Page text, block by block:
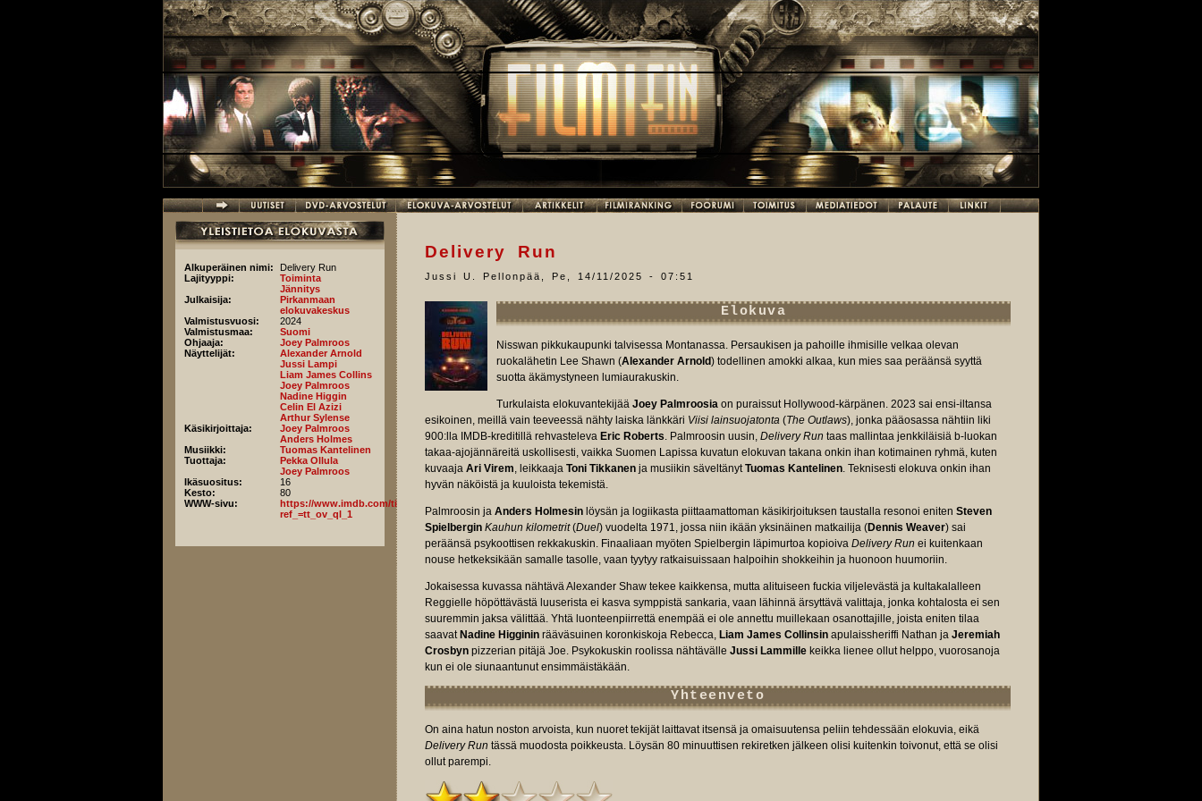
Alkuperäinen nimi:
Delivery Run
Lajityyppi:
Toiminta
Jännitys
Julkaisija:
Pirkanmaan
elokuvakeskus
Valmistusvuosi:
2024
Valmistusmaa:
Suomi
Ohjaaja:
Joey Palmroos
Näyttelijät:
Alexander Arnold
Jussi Lampi
Liam James Collins
Joey Palmroos
Nadine Higgin
Celin El Azizi
Arthur Sylense
Käsikirjoittaja:
Joey Palmroos
Anders Holmes
Musiikki:
Tuomas Kantelinen
Tuottaja:
Pekka Ollula
Joey Palmroos
Ikäsuositus:
16
Kesto:
80
WWW-sivu:
https://www.imdb.com/title/tt30219247/fullcredits/?
ref_=tt_ov_ql_1
Delivery Run
Jussi U. Pellonpää Pe, 14/11/2025 - 07:51
Elokuva
Nisswan pikkukaupunki talvisessa Montanassa. Persaukisen ja pahoille ihmisille velkaa olevan
ruokalähetin Lee Shawn (Alexander Arnold) todellinen amokki alkaa, kun mies saa peräänsä syyttä
suotta äkämystyneen lumiaurakuskin.
Turkulaista elokuvantekijää Joey Palmroosia on puraissut Hollywood-kärpänen. 2023 sai ensi-iltansa
esikoinen, meillä vain teeveessä nähty laiska länkkäri Viisi lainsuojatonta (The Outlaws), jonka pääosassa nähtiin liki
900:lla IMDB-kreditillä rehvasteleva Eric Roberts. Palmroosin uusin, Delivery Run taas mallintaa jenkkiläisiä b-luokan
takaa-ajojännäreitä uskollisesti, vaikka Suomen Lapissa kuvatun elokuvan takana onkin ihan kotimainen ryhmä, kuten
kuvaaja Ari Virem, leikkaaja Toni Tikkanen ja musiikin säveltänytTuomas Kantelinen. Teknisesti elokuva onkin ihan
hyvän näköistä ja kuuloista tekemistä.
Palmroosin ja Anders Holmesin löysän ja logiikasta piittaamattoman käsikirjoituksen taustalla resonoi eniten Steven
Spielbergin Kauhun kilometrit(Duel) vuodelta 1971, jossa niin ikään yksinäinen matkailija (Dennis Weaver) sai
peräänsä psykoottisen rekkakuskin. Finaaliaan myöten Spielbergin läpimurtoa kopioiva Delivery Run ei kuitenkaan
nouse hetkeksikään samalle tasolle, vaan tyytyy ratkaisuissaan halpoihin shokkeihin ja huonoon huumoriin.
Jokaisessa kuvassa nähtävä Alexander Shaw tekee kaikkensa, mutta alituiseen fuckia viljelevästä ja kultakalalleen
Reggielle höpöttävästä luuserista ei kasva symppistä sankaria, vaan lähinnä ärsyttävä valittaja, jonka kohtalosta ei sen
suuremmin jaksa välittää. Yhtä luonteenpiirrettä enempää ei ole annettu muillekaan osanottajille, joista eniten tilaa
saavat Nadine Higginin rääväsuinen koronkiskoja Rebecca, Liam James Collinsin apulaissheriffi Nathan ja Jeremiah
Crosbyn pizzerian pitäjä Joe. Psykokuskin roolissa nähtävälle Jussi Lammille keikka lienee ollut helppo, vuorosanoja
kun ei ole siunaantunut ensimmäistäkään.
Yhteenveto
On aina hatun noston arvoista, kun nuoret tekijät laittavat itsensä ja omaisuutensa peliin tehdessään elokuvia, eikä
Delivery Run tässä muodosta poikkeusta. Löysän 80 minuuttisen rekiretken jälkeen olisi kuitenkin toivonut, että se olisi
ollut parempi.